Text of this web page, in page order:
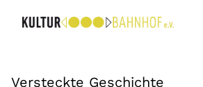
Versteckte Geschichte